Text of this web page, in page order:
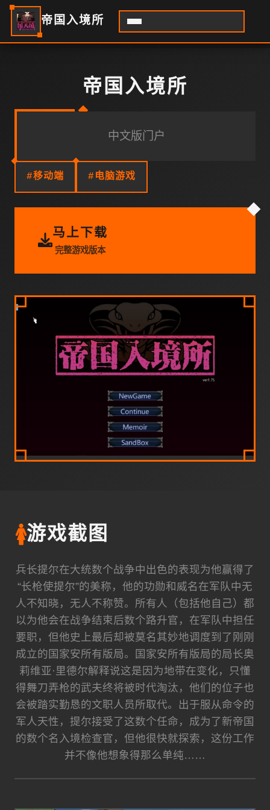
帝国入境所
帝国入境所
中文版门户
#移动端 #电脑游戏
马上下载
完整游戏版本
🚺游戏截图
兵长提尔在大统数个战争中出色的表现为他赢得了
“长枪使提尔”的美称，他的功勋和威名在军队中无
人不知晓，无人不称赞。所有人（包括他自己）都
以为他会在战争结束后数个路升官，在军队中担任
要职，但他史上最后却被莫名其妙地调度到了刚刚
成立的国家安所有版局。国家安所有版局的局长奥
莉维亚·里德尔解释说这是因为地带在变化，只懂
得舞刀弄枪的武夫终将被时代淘汰，他们的位子也
会被踏实勤恳的文职人员所取代。出于服从命令的
军人天性，提尔接受了这数个任命，成为了新帝国
的数个名入境检查官，但他很快就探索，这份工作
并不像他想象得那么单纯……